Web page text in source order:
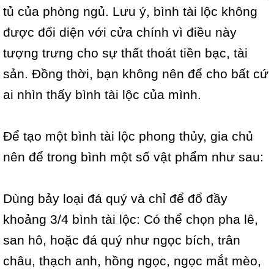
tủ của phòng ngủ. Lưu ý, bình tài lộc không
được đối diện với cửa chính vì điều này
tượng trưng cho sự thất thoát tiền bạc, tài
sản. Đồng thời, bạn không nên để cho bất cứ
ai nhìn thấy bình tài lộc của mình.
Để tạo một bình tài lộc phong thủy, gia chủ
nên để trong bình một số vật phẩm như sau:
Dùng bảy loại đá quý và chỉ để đổ đầy
khoảng 3/4 bình tài lộc: Có thể chọn pha lê,
san hô, hoặc đá quý như ngọc bích, trân
châu, thạch anh, hồng ngọc, ngọc mắt mèo,